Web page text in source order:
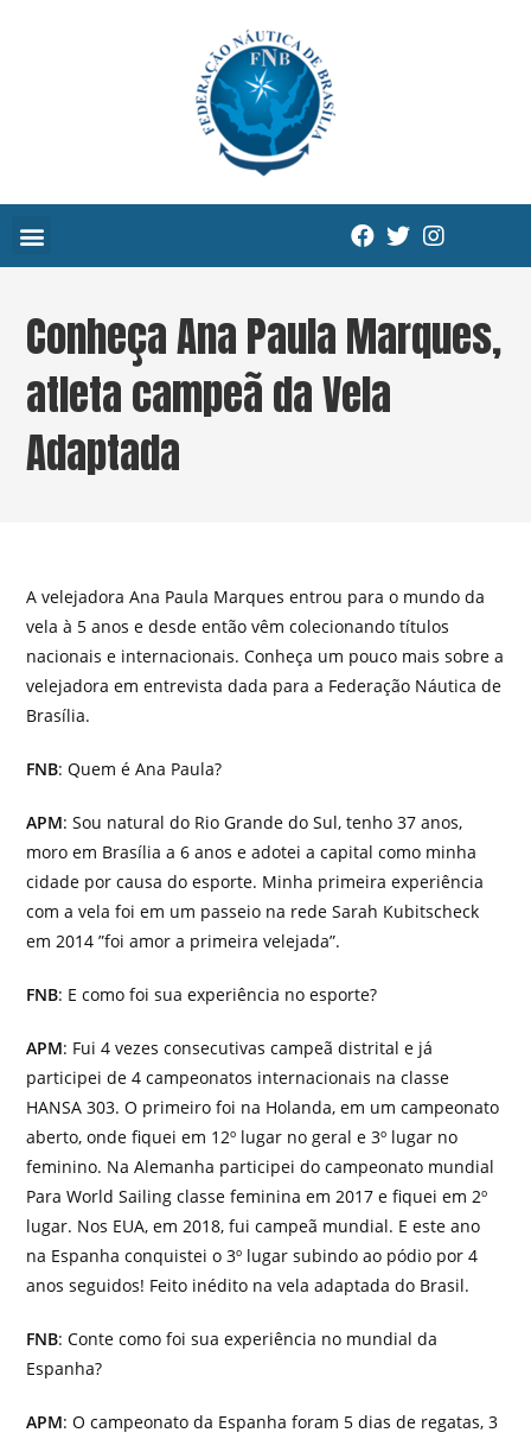
Conheça Ana Paula Marques,
atleta campeã da Vela
Adaptada
A velejadora Ana Paula Marques entrou para o mundo da
vela à 5 anos e desde então vêm colecionando títulos
nacionais e internacionais. Conheça um pouco mais sobre a
velejadora em entrevista dada para a Federação Náutica de
Brasília.
FNB: Quem é Ana Paula?
APM: Sou natural do Rio Grande do Sul, tenho 37 anos,
moro em Brasília a 6 anos e adotei a capital como minha
cidade por causa do esporte. Minha primeira experiência
com a vela foi em um passeio na rede Sarah Kubitscheck
em 2014 ”foi amor a primeira velejada”.
FNB: E como foi sua experiência no esporte?
APM: Fui 4 vezes consecutivas campeã distrital e já
participei de 4 campeonatos internacionais na classe
HANSA 303. O primeiro foi na Holanda, em um campeonato
aberto, onde fiquei em 12º lugar no geral e 3º lugar no
feminino. Na Alemanha participei do campeonato mundial
Para World Sailing classe feminina em 2017 e fiquei em 2º
lugar. Nos EUA, em 2018, fui campeã mundial. E este ano
na Espanha conquistei o 3º lugar subindo ao pódio por 4
anos seguidos! Feito inédito na vela adaptada do Brasil.
FNB: Conte como foi sua experiência no mundial da
Espanha?
APM: O campeonato da Espanha foram 5 dias de regatas, 3